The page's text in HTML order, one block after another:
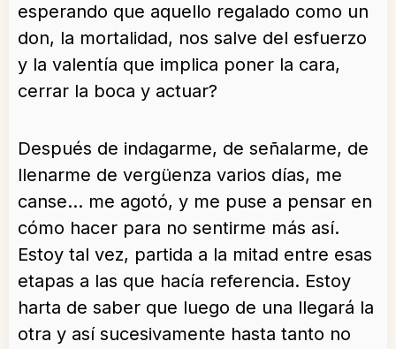
esperando que aquello regalado como un
don, la mortalidad, nos salve del esfuerzo
y la valentía que implica poner la cara,
cerrar la boca y actuar?
Después de indagarme, de señalarme, de
llenarme de vergüenza varios días, me
canse… me agotó, y me puse a pensar en
cómo hacer para no sentirme más así.
Estoy tal vez, partida a la mitad entre esas
etapas a las que hacía referencia. Estoy
harta de saber que luego de una llegará la
otra y así sucesivamente hasta tanto no